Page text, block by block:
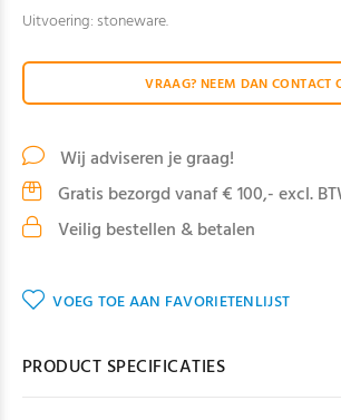
Uitvoering: stoneware.
VRAAG? NEEM DAN CONTACT
Wij adviseren je graag!
Gratis bezorgd vanaf € 100,- excl.
Veilig bestellen & betalen
VOEG TOE AAN FAVORIETENLIJST
PRODUCT SPECIFICATIES